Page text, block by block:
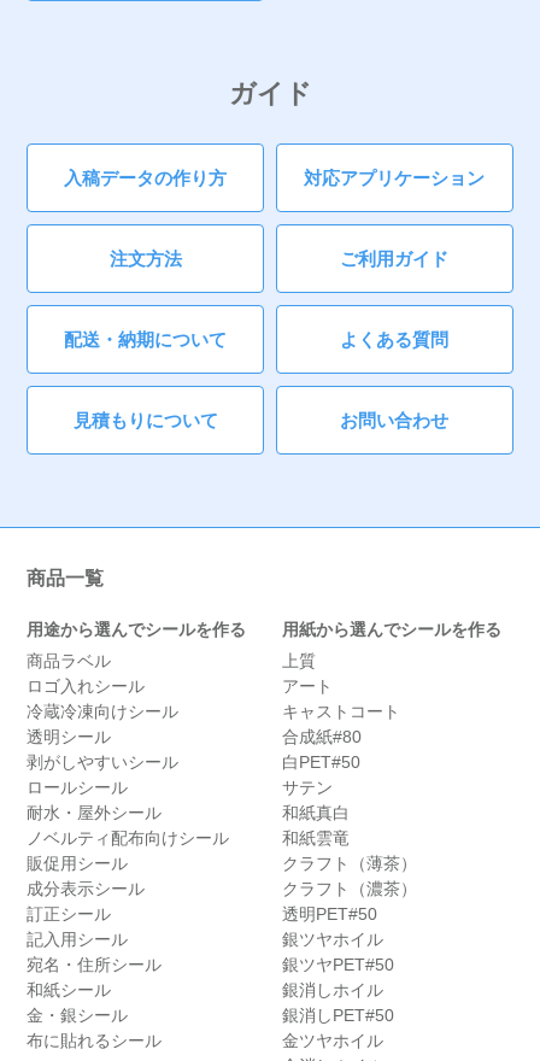
ガイド
入稿データの作り方 対応アプリケーション
注文方法 ご利用ガイド
配送・納期について よくある質問
見積もりについて お問い合わせ
商品一覧
用途から選んでシールを作る
商品ラベル
ロゴ入れシール
冷蔵冷凍向けシール
透明シール
剥がしやすいシール
ロールシール
耐水・屋外シール
ノベルティ配布向けシール
販促用シール
成分表示シール
訂正シール
記入用シール
宛名・住所シール
和紙シール
金・銀シール
布に貼れるシール
用紙から選んでシールを作る
上質
アート
キャストコート
合成紙#80
白PET#50
サテン
和紙真白
和紙雲竜
クラフト（薄茶）
クラフト（濃茶）
透明PET#50
銀ツヤホイル
銀ツヤPET#50
銀消しホイル
銀消しPET#50
金ツヤホイル